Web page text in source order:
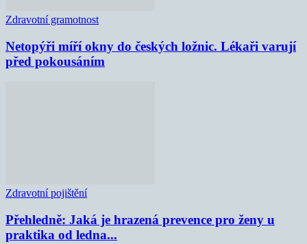
Zdravotní gramotnost
Netopýři míří okny do českých ložnic. Lékaři varují
před pokousáním
Zdravotní pojištění
Přehledně: Jaká je hrazená prevence pro ženy u
praktika od ledna...